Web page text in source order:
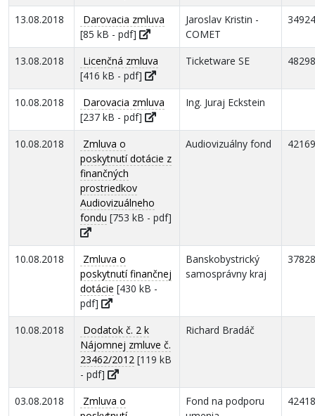
13.08.2018
Darovacia zmluva
[85 kB - pdf]
Jaroslav Kristin -
COMET
13.08.2018
Licenčná zmluva
[416 kB - pdf]
Ticketware SE
10.08.2018
Darovacia zmluva
[237 kB - pdf]
Ing. Juraj Eckstein
10.08.2018
Zmluva o
poskytnutí dotácie z
finančných
prostriedkov
Audiovizuálneho
fondu [753 kB - pdf]
Audiovizuálny fond
10.08.2018
Zmluva o
poskytnutí finančnej
dotácie [430 kB -
pdf]
Banskobystrický
samosprávny kraj
10.08.2018
Dodatok č. 2 k
Nájomnej zmluve č.
23462/2012 [119 kB
- pdf]
Richard Bradáč
03.08.2018
Zmluva o
Fond na podporu